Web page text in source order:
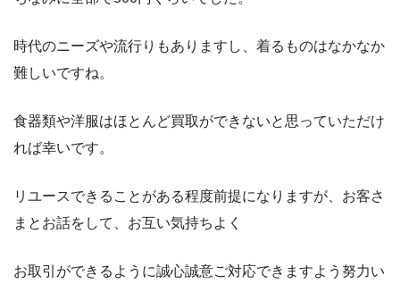
時代のニーズや流行りもありますし、着るものはなかなか
難しいですね。
食器類や洋服はほとんど買取ができないと思っていただけ
れば幸いです。
リユースできることがある程度前提になりますが、お客さ
まとお話をして、お互い気持ちよく
お取引ができるように誠心誠意ご対応できますよう努力い